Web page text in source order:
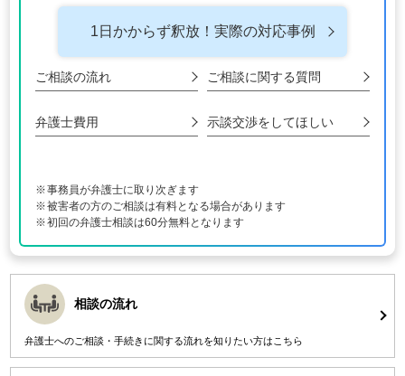
1日かからず釈放！ 実際の対応事例
ご相談の流れ ご相談に関する質問
弁護士費用 示談交渉をしてほしい
事務員が弁護士に取り次ぎます
被害者の方のご相談は有料となる場合があります
初回の弁護士相談は60分無料となります
相談の流れ
弁護士へのご相談・手続きに関する流れを知りたい方はこちら